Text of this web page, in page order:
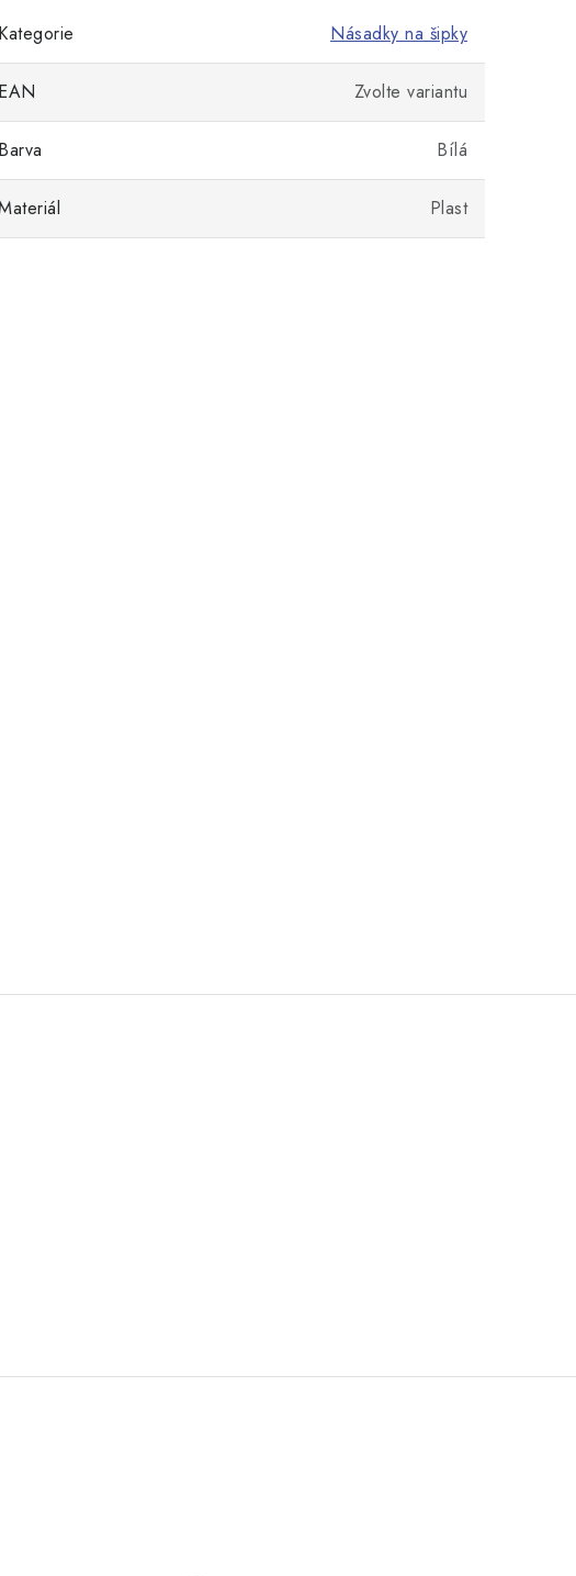
Kategorie Násadky na šipky
EAN Zvolte variantu
Barva Bílá
Plast